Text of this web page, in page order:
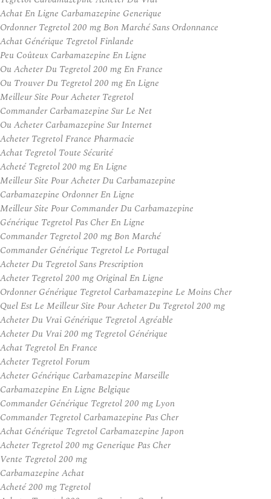
Achat En Ligne Carbamazepine Generique
Ordonner Tegretol 200 mg Bon Marché Sans Ordonnance
Achat Générique Tegretol Finlande
Peu Coûteux Carbamazepine En Ligne
Ou Acheter Du Tegretol 200 mg En France
Ou Trouver Du Tegretol 200 mg En Ligne
Meilleur Site Pour Acheter Tegretol
Commander Carbamazepine Sur Le Net
Ou Acheter Carbamazepine Sur Internet
Acheter Tegretol France Pharmacie
Achat Tegretol Toute Sécurité
Acheté Tegretol 200 mg En Ligne
Meilleur Site Pour Acheter Du Carbamazepine
Carbamazepine Ordonner En Ligne
Meilleur Site Pour Commander Du Carbamazepine
Générique Tegretol Pas Cher En Ligne
Commander Tegretol 200 mg Bon Marché
Commander Générique Tegretol Le Portugal
Acheter Du Tegretol Sans Prescription
Acheter Tegretol 200 mg Original En Ligne
Ordonner Générique Tegretol Carbamazepine Le Moins Cher
Quel Est Le Meilleur Site Pour Acheter Du Tegretol 200 mg
Acheter Du Vrai Générique Tegretol Agréable
Acheter Du Vrai 200 mg Tegretol Générique
Achat Tegretol En France
Acheter Tegretol Forum
Acheter Générique Carbamazepine Marseille
Carbamazepine En Ligne Belgique
Commander Générique Tegretol 200 mg Lyon
Commander Tegretol Carbamazepine Pas Cher
Achat Générique Tegretol Carbamazepine Japon
Acheter Tegretol 200 mg Generique Pas Cher
Vente Tegretol 200 mg
Carbamazepine Achat
Acheté 200 mg Tegretol